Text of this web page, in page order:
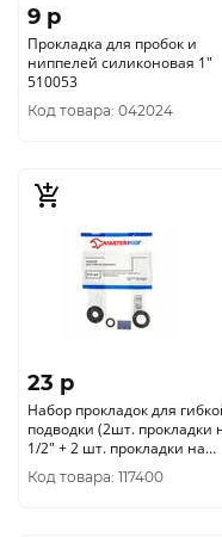
9 p
Прокладка для пробок и
ниппелей силиконовая 1"
510053
Код товара: 042024
23 p
Набор прокладок для
подводки (2шт. прокладки
1/2" + 2 шт. прокладки на
штуцер) MASTERPROF
Код товара: 117400